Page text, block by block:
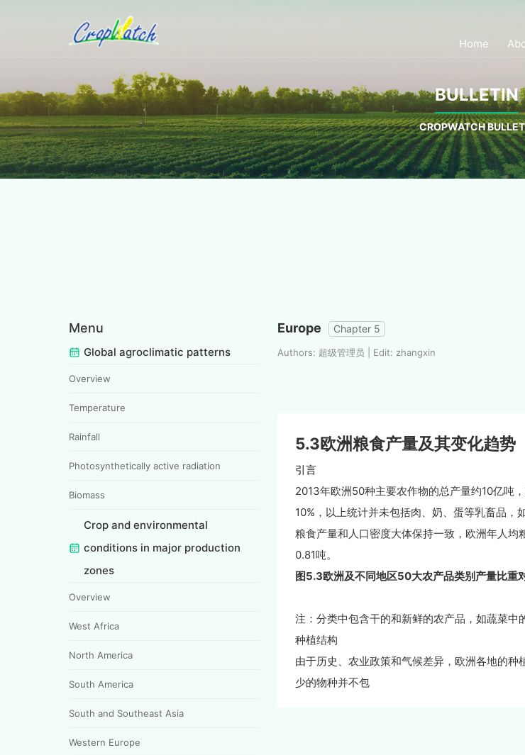
Home
BULLETIN
CROPWATCH
Menu
Global agroclimatic patterns
Overview
Temperature
Rainfall
Photosynthetically active radiation
Biomass
Crop and environmental
conditions in major production
zones
Overview
West Africa
North America
South America
South and Southeast Asia
Western Europe
Europe Chapter 5
Authors: 超级管理员 | Edit: zhangxin
5.3欧洲粮食产量及其变化趋势
引言
2013年欧洲50种主要农作物的总产量约10亿吨
10%，以上统计并未包括肉、奶、蛋等乳畜品，
粮食产量和人口密度大体保持一致，欧洲年人
0.81吨。
图5.3欧洲及不同地区50大农产品类别产量比重
注：分类中包含干的和新鲜的农产品，如蔬菜
种植结构
由于历史、农业政策和气候差异，欧洲各地的
少的物种并不包